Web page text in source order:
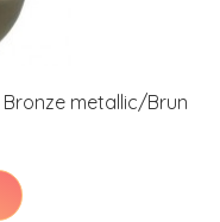
Bronze metallic/Brun